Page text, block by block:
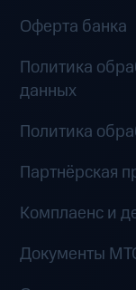
Оферта банка
Политика
данных
Политика
Партнёрская
Комплаенс и
Документы